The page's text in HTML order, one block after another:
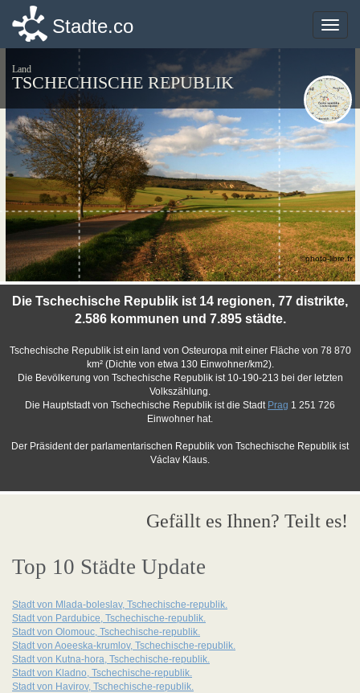
Toggle
Stadte.co
Land
TSCHECHISCHE REPUBLIK
Die Tschechische Republik ist 14 regionen, 77 distrikte,
2.586 kommunen und 7.895 städte.
Tschechische Republik ist ein land von Osteuropa mit einer Fläche von 78 870
km² (Dichte von etwa 130 Einwohner/km2).
Die Bevölkerung von Tschechische Republik ist 10-190-213 bei der letzten
Volkszählung.
Die Hauptstadt von Tschechische Republik ist die Stadt Prag 1 251 726
Einwohner hat.
Der Präsident der parlamentarischen Republik von Tschechische Republik ist
Václav Klaus.
©photo-libre.fr
Gefällt es Ihnen? Teilt es!
Top 10 Städte Update
Stadt von Mlada-boleslav, Tschechische-republik.
Stadt von Pardubice, Tschechische-republik.
Stadt von Olomouc, Tschechische-republik.
Stadt von Aoeeska-krumlov, Tschechische-republik.
Stadt von Kutna-hora, Tschechische-republik.
Stadt von Kladno, Tschechische-republik.
Stadt von Havirov, Tschechische-republik.
Toggle
Stadte.co